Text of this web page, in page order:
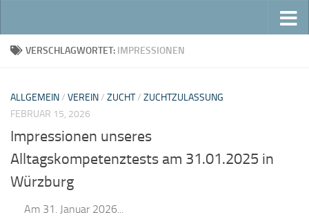
VERSCHLAGWORTET: IMPRESSIONEN
ALLGEMEIN/ VEREIN/ ZUCHT/ ZUCHTZULASSUNG
FEBRUAR 15, 2026
Impressionen unseres
Alltagskompetenztests am 31.01.2025 in
Würzburg
Am 31. Januar 2026...